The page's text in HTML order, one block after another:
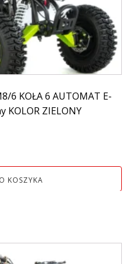
6 KOŁA 6 AUTOMAT E-
KOLOR ZIELONY
KOSZYKA